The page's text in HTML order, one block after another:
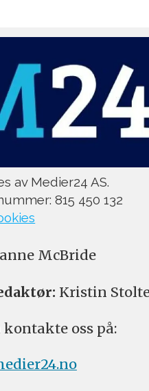
av Medier24 AS.
815 450 132
McBride
Kristin
kontakte oss på: